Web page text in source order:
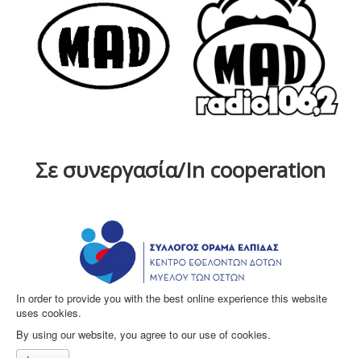
Σε συνεργασία/In cooperation
In order to provide you with the best online experience this website
uses cookies.
By using our website, you agree to our use of cookies.